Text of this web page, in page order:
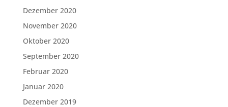
Dezember 2020
November 2020
Oktober 2020
September 2020
Februar 2020
Januar 2020
Dezember 2019